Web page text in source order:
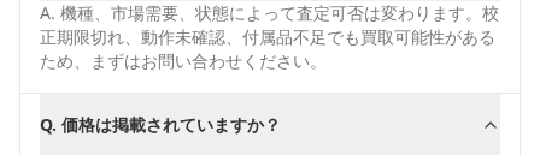
A. 機種、市場需要、状態によって査定可否は変わります。校
正期限切れ、動作未確認、付属品不足でも買取可能性がある
ため、まずはお問い合わせください。
Q. 価格は掲載されていますか？